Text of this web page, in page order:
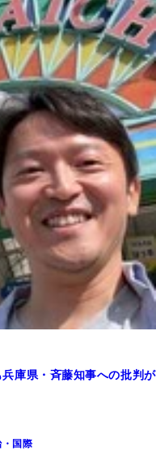
庫県・斉藤知事への批判が
・国際